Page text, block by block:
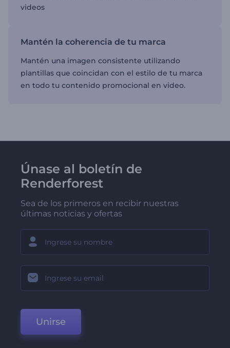
videos
Mantén la coherencia de tu marca
Mantén una imagen consistente utilizando
plantillas que coincidan con el estilo de tu marca
en todo tu contenido promocional en video.
Únase al boletín de
Renderforest
Sea de los primeros en recibir nuestras
últimas noticias y ofertas
Unirse